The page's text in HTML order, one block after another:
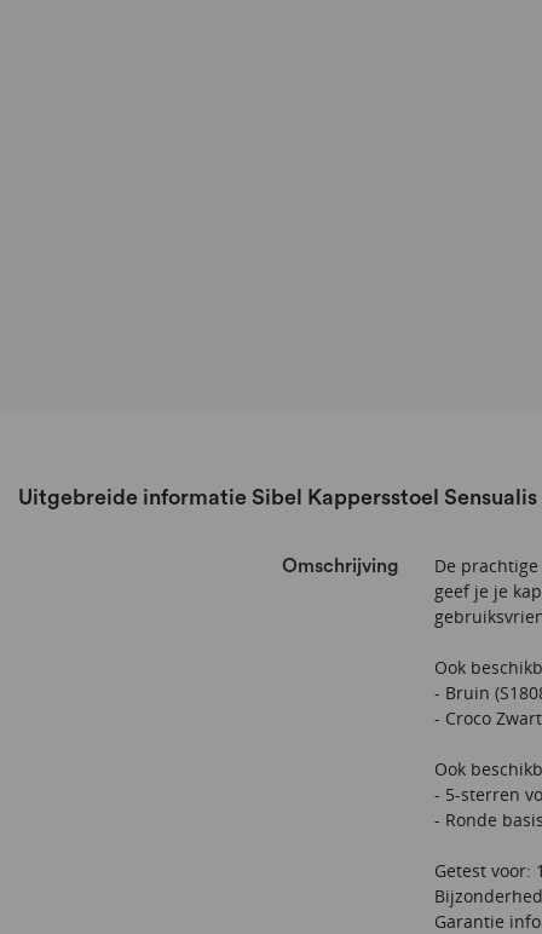
Uitgebreide informatie Sibel Kappersstoel
Omschrijving
De
geef je je
Ook
- Bruin (
- Croco
Ook
- 5-sterren
- Ronde
Getest voor:
Garantie